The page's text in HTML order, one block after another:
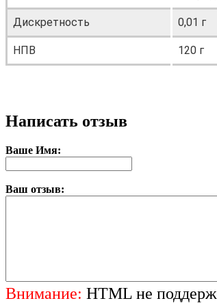
Дискретность 0,01 г
НПВ 120 г
Написать отзыв
Ваше Имя:
Ваш отзыв:
Внимание: HTML не